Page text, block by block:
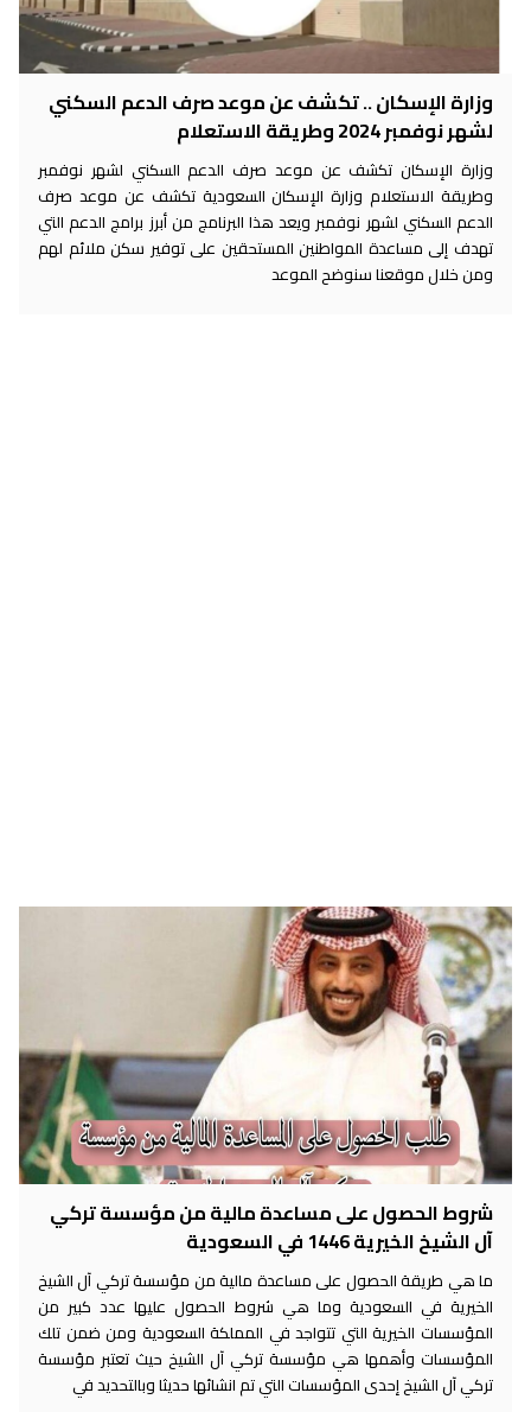
وزارة الإسكان .. تكشف عن موعد صرف الدعم السكني
لشهر نوفمبر 2024 وطريقة الاستعلام
وزارة الإسكان تكشف عن موعد صرف الدعم السكني لشهر نوفمبر
وطريقة الاستعلام وزارة الإسكان السعودية تكشف عن موعد صرف
الدعم السكني لشهر نوفمبر ويعد هذا البرنامج من أبرز برامج الدعم التي
تهدف إلى مساعدة المواطنين المستحقين على توفير سكن ملائم لهم
ومن خلال موقعنا سنوضح الموعد
شروط الحصول على مساعدة مالية من مؤسسة تركي
آل الشيخ الخيرية 1446 في السعودية
ما هي طريقة الحصول على مساعدة مالية من مؤسسة تركي آل الشيخ
الخيرية في السعودية وما هي شروط الحصول عليها عدد كبير من
المؤسسات الخيرية التي تتواجد في المملكة السعودية ومن ضمن تلك
المؤسسات وأهمها هي مؤسسة تركي آل الشيخ حيث تعتبر مؤسسة
تركي آل الشيخ إحدى المؤسسات التي تم انشائها حديثا وبالتحديد في